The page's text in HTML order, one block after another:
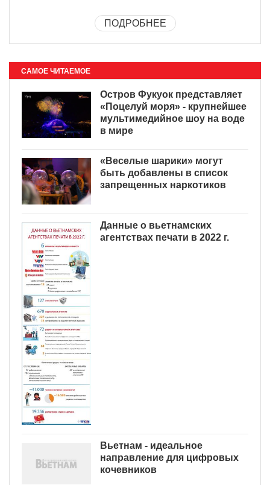
ПОДРОБНЕЕ
САМОЕ ЧИТАЕМОЕ
Остров Фукуок представляет
«Поцелуй моря» - крупнейшее
мультимедийное шоу на воде
в мире
«Веселые шарики» могут
быть добавлены в список
запрещенных наркотиков
Данные о вьетнамских
агентствах печати в 2022 г.
Вьетнам - идеальное
направление для цифровых
кочевников